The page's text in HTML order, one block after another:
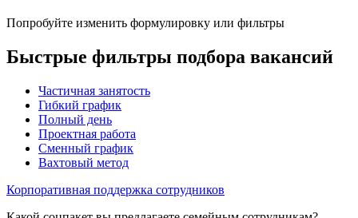
Попробуйте изменить формулировку или фильтры
Быстрые фильтры подбора вакансий
Частичная занятость
Гибкий график
Полный день
Проектная работа
Сменный график
Вахтовый метод
Корпоративная поддержка сотрудников